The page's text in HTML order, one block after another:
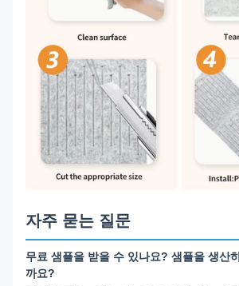
자주 묻는 질문
무료 샘플을 받을 수 있나요? 샘플을 생산
까요?